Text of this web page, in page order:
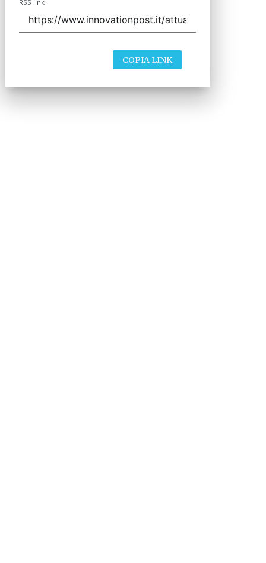
RSS link
COPIA LINK